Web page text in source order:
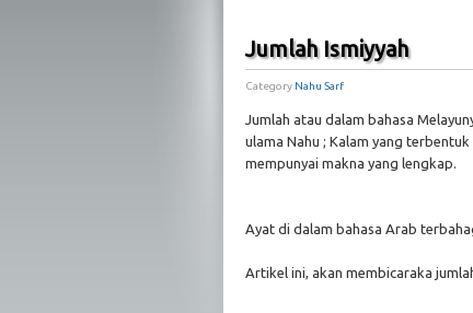
Jumlah Ismiyyah
Category Nahu Sarf
Jumlah atau dalam bahasa
ulama Nahu ; Kalam yang
mempunyai makna yang lengkap.
Ayat di dalam bahasa Arab
Artikel ini, akan membicaraka